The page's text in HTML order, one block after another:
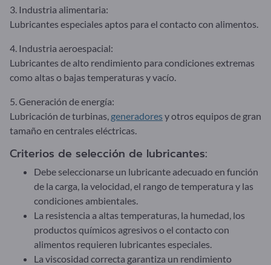
3. Industria alimentaria:
Lubricantes especiales aptos para el contacto con alimentos.
4. Industria aeroespacial:
Lubricantes de alto rendimiento para condiciones extremas
como altas o bajas temperaturas y vacío.
5. Generación de energía:
Lubricación de turbinas, generadoresy otros equipos de gran
tamaño en centrales eléctricas.
Criterios de selección de lubricantes:
Debe seleccionarse un lubricante adecuado en función
de la carga, la velocidad, el rango de temperatura y las
condiciones ambientales.
La resistencia a altas temperaturas, la humedad, los
productos químicos agresivos o el contacto con
alimentos requieren lubricantes especiales.
La viscosidad correcta garantiza un rendimiento